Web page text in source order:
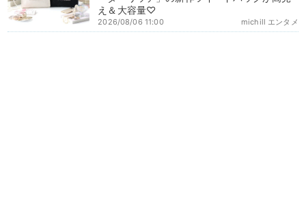
え＆大容量♡
michill エンタメ
2026/08/06 11:00